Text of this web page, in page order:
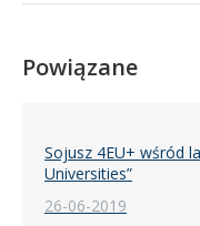
Powiązane
Sojusz 4EU+ wśród
Universities”
26-06-2019